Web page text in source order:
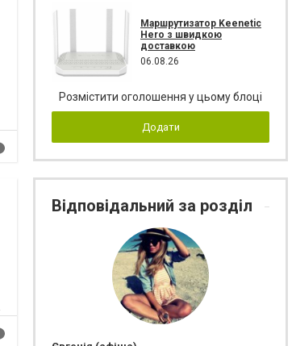
Маршрутизатор Keenetic
Hero з швидкою
доставкою
06.08.26
Розмістити оголошення у цьому блоці
Додати
Відповідальний за розділ